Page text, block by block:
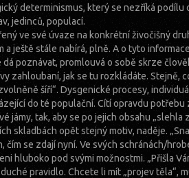
determinismus, který se nezříká
jedinců, populací.
ve své úvaze na konkrétní živočišný
a ještě stále nabírá, plně. A o tyto
dá poznávat, promlouvá o sobě skrze
vy zahloubaní, jak se tu rozkládáte. Stejně,
šíří“. Dysgenické procesy,
do té populační. Cítí opravdu
jámy, tak, aby se po jejich obsahu „slehla
skladbách opět stejný motiv, naděje.
čím se zdají nyní. Ve svých schránách/
hluboko pod svými možnostmi. „Přišla
pravidlo. Chcete li mít „projev těla“,